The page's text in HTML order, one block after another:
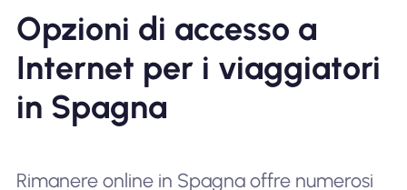
Opzioni di accesso a
Internet per i viaggiatori
in Spagna
Rimanere online in Spagna offre numerosi